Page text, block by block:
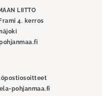
LIITTO
4. kerros
pohjanmaa.fi